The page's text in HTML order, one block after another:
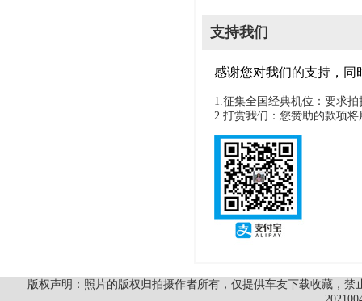
支持我们
感谢您对我们的支持，同
1.征集全国经典机位：要求
2.打赏我们：您赞助的款项
版权声明：照片的版权归拍摄作者所有，仅提供车友下载收藏，